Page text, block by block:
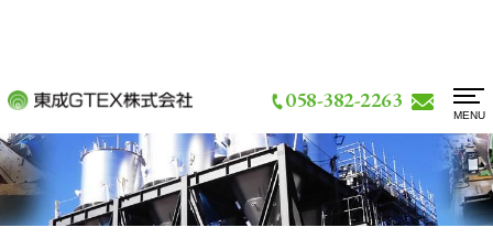
MENU
058-382-2263
お問い合わせ
新着情報 アクセス